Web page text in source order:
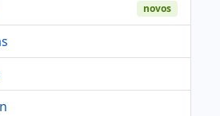
novos